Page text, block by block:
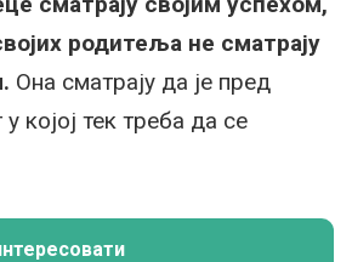
родитеља не сматрају
Она сматрају да је пред
којој тек треба да се